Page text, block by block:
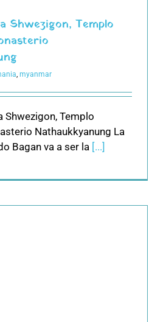
Shwezigon, Templo
, myanmar
Shwezigon, Templo
Nathaukkyanung La
Bagan va a ser la [...]